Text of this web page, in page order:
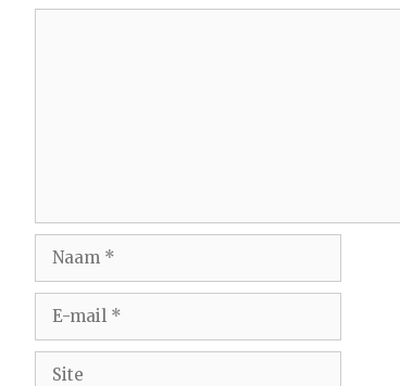
Naam
Site